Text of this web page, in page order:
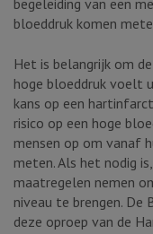
begeleiding van een
bloeddruk komen
Het is belangrijk om
hoge bloeddruk voelt
kans op een
risico op een hoge
mensen op om vanaf
meten. Als het nodig
maatregelen nemen
niveau te brengen.
deze oproep van de